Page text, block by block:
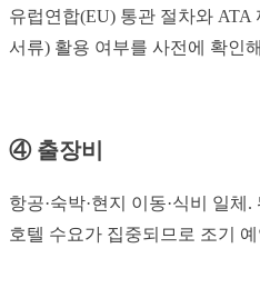
유럽연합(EU) 통관 절차와 ATA
서류) 활용 여부를 사전에 확인
④ 출장비
항공·숙박·현지 이동·식비 일
호텔 수요가 집중되므로 조기